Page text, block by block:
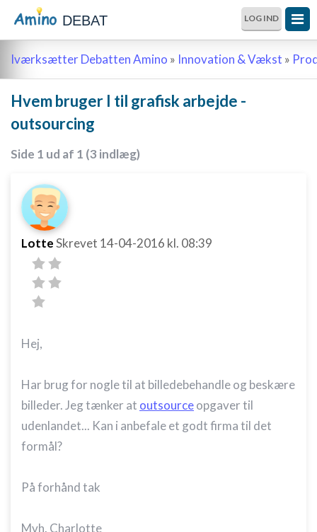
DEBAT LOG IND
Iværksætter Debatten Amino » Innovation & Vækst »
Hvem bruger I til grafisk arbejde -
outsourcing
Side 1 ud af 1 (3 indlæg)
LotteSkrevet 14-04-2016 kl. 08:39
Hej,
Har brug for nogle til at billedebehandle og beskære
billeder. Jeg tænker at outsourceopgaver til
udenlandet... Kan i anbefale et godt firma til det
formål?
På forhånd tak
Mvh. Charlotte